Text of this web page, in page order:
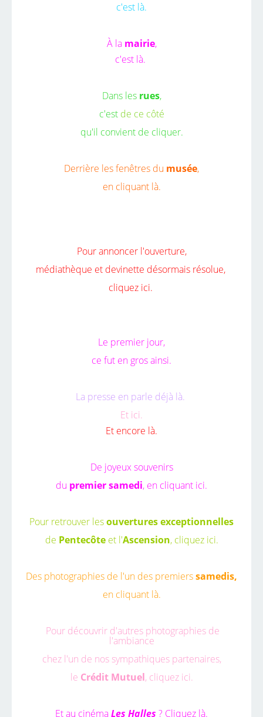
c'est là.
À la mairie,
c'est là.
Dans les rues,
c'est de ce côté
qu'il convient de cliquer.
Derrière les fenêtres du musée,
en cliquant là.
Pour annoncer l'ouverture,
médiathèque et devinette désormais résolue,
cliquez ici.
Le premier jour,
ce fut en gros ainsi.
La presse en parle déjà là.
Et ici.
Et encore là.
De joyeux souvenirs
du premier samedi, en cliquant ici.
Pour retrouver lesouvertures exceptionnelles
de Pentecôteet l'Ascension, cliquez ici.
Des photographies de l'un des premierssamedis,
en cliquant là.
Pour découvrir d'autres photographies de
l'ambiance
chez l'un de nos sympathiques partenaires,
le Crédit Mutuel, cliquez ici.
Et au cinémaLes Halles ? Cliquez là.